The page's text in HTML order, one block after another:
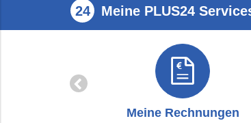
Meine PLUS24
Meine Rechnungen